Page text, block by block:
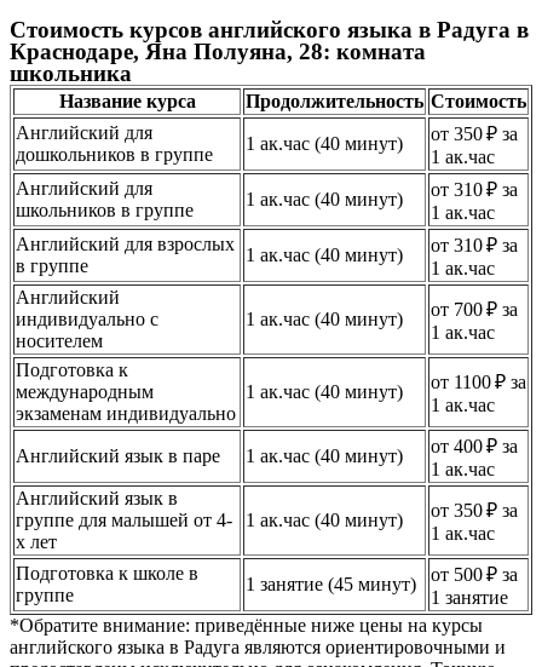
Стоимость курсов английского языка в Радуга в
Краснодаре, Яна Полуяна, 28: комната
школьника
Название курса Продолжительность Стоимость
Английский для
дошкольников в группе
1 ак.час (40 минут)
от 350 ₽ за
1 ак.час
Английский для
школьников в группе
1 ак.час (40 минут)
от 310 ₽ за
1 ак.час
Английский для взрослых
в группе
1 ак.час (40 минут)
от 310 ₽ за
1 ак.час
Английский
индивидуально с
носителем
1 ак.час (40 минут)
от 700 ₽ за
1 ак.час
Подготовка к
международным
экзаменам индивидуально
1 ак.час (40 минут)
от 1100 ₽ за
1 ак.час
Английский язык в паре 1 ак.час (40 минут)
от 400 ₽ за
1 ак.час
Английский язык в
группе для малышей от 4-
х лет
1 ак.час (40 минут)
от 350 ₽ за
1 ак.час
Подготовка к школе в
группе
1 занятие (45 минут)
от 500 ₽ за
1 занятие
*Обратите внимание: приведённые ниже цены на курсы
английского языка в Радуга являются ориентировочными и